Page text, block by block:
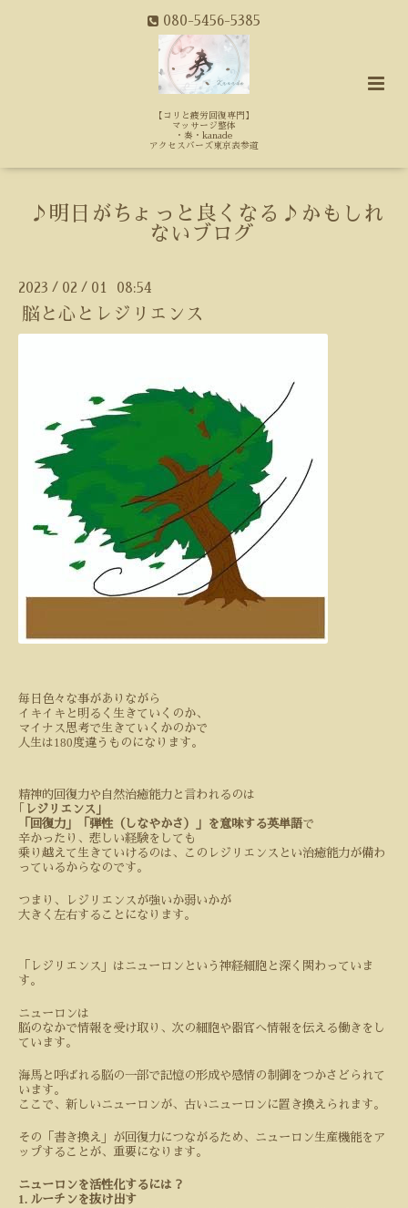
080-5456-5385
【コリと疲労回復専門】
マッサージ整体
・奏・kanade
アクセスバーズ東京表参道
♪明日がちょっと良くなる♪かもしれ
ないブログ
2023 / 02 / 01 08:54
脳と心とレジリエンス
毎日色々な事がありながら
イキイキと明るく生きていくのか、
マイナス思考で生きていくかのかで
人生は180度違うものになります。
精神的回復力や自然治癒能力と言われるのは
｢
レジリエンス｣
「回復力」「弾性（しなやかさ）」を意味する英単語で
辛かったり、悲しい経験をしても
乗り越えて生きていけるのは、このレジリエンスとい治癒能力が備わ
っているからなのです。
つまり、レジリエンスが強いか弱いかが
大きく左右することになります。
「レジリエンス」はニューロンという神経細胞と深く関わっていま
す。
ニューロンは
脳のなかで情報を受け取り、次の細胞や器官へ情報を伝える働きをし
ています。
海馬と呼ばれる脳の一部で記憶の形成や感情の制御をつかさどられて
います。
ここで、新しいニューロンが、古いニューロンに置き換えられます。
その「書き換え」が回復力につながるため、ニューロン生産機能をア
ップすることが、重要になります。
ニューロンを活性化するには？
1. ルーチンを抜け出す